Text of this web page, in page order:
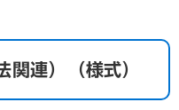
関連）（様式）